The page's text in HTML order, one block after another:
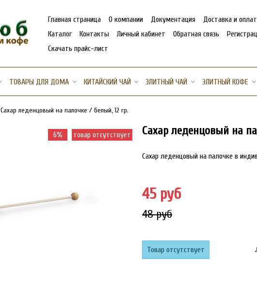
Главная страница О компании Документация
Доставка и
Каталог
Контакты Личный кабинет Обратная связь
Скачать прайс-лист
ТОВАРЫ ДЛЯ ДОМА КИТАЙСКИЙ ЧАЙ ЭЛИТНЫЙ ЧАЙ ЭЛИТНЫЙ КОФЕ
Сахар леденцовый на палочке / белый, 12 гр.
6% товар отсутствует Сахар леденцовый на
Сахар леденцовый на палочке в
45 руб
48 руб
Товар отсутствует